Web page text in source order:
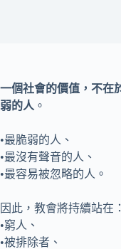
一個社會的價值，不在
弱的人 。
•最脆弱的人、
•最沒有聲音的人、
•最容易被忽略的人。
因此，教會將持續站在：
•窮人、
•被排除者、